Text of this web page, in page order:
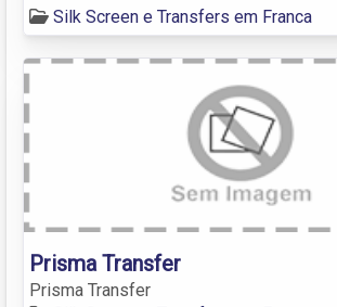
Silk Screen e Transfers em Franca
Prisma Transfer
Prisma Transfer